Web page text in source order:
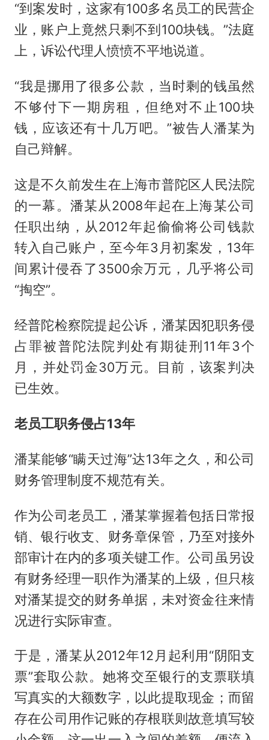
“到案发时，这家有100多名员工的民营企
业，账户上竟然只剩不到100块钱。”法庭
上，诉讼代理人愤愤不平地说道。
“我是挪用了很多公款，当时剩的钱虽然
不够付下一期房租，但绝对不止100块
钱，应该还有十几万吧。”被告人潘某为
自己辩解。
这是不久前发生在上海市普陀区人民法院
的一幕。潘某从2008年起在上海某公司
任职出纳，从2012年起偷偷将公司钱款
转入自己账户，至今年3月初案发，13年
间累计侵吞了3500余万元，几乎将公司
“掏空”。
经普陀检察院提起公诉，潘某因犯职务侵
占罪被普陀法院判处有期徒刑11年3个
月，并处罚金30万元。目前，该案判决
已生效。
老员工职务侵占13年
潘某能够“瞒天过海”达13年之久，和公司
财务管理制度不规范有关。
作为公司老员工，潘某掌握着包括日常报
销、银行收支、财务章保管，乃至对接外
部审计在内的多项关键工作。公司虽另设
有财务经理一职作为潘某的上级，但只核
对潘某提交的财务单据，未对资金往来情
况进行实际审查。
于是，潘某从2012年12月起利用“阴阳支
票”套取公款。她将交至银行的支票联填
写真实的大额数字，以此提取现金；而留
存在公司用作记账的存根联则故意填写较